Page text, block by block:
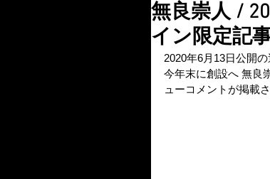
無良崇人 /
イン限定記
2020年6月13日公開
今年末に創設へ 無良
ューコメントが掲載